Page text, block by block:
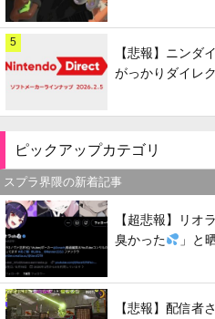
5
【悲報】ニンダ
がっかりダイレ
ピックアップカテゴリ
スプラ界隈の新着記事
【超悲報】リオ
臭かった
」と
【悲報】配信者